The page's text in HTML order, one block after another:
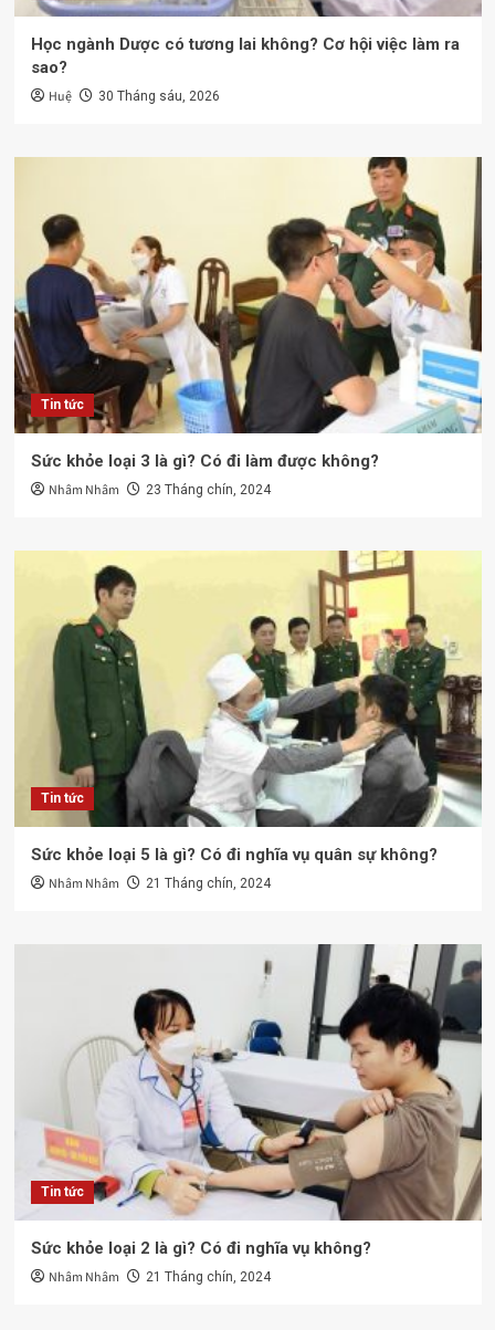
Học ngành Dược có tương lai không? Cơ hội việc làm ra
sao?
Huệ 30 Tháng sáu, 2026
Tin tức
Sức khỏe loại 3 là gì? Có đi làm được không?
Nhâm Nhâm 23 Tháng chín, 2024
Tin tức
Sức khỏe loại 5 là gì? Có đi nghĩa vụ quân sự không?
Nhâm Nhâm 21 Tháng chín, 2024
Tin tức
Sức khỏe loại 2 là gì? Có đi nghĩa vụ không?
Nhâm Nhâm 21 Tháng chín, 2024